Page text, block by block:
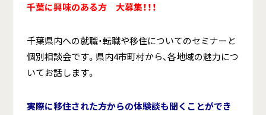
千葉に興味のある方 大募集！！！
千葉県内への就職・転職や移住についてのセミナーと
個別相談会です。 県内4市町村から、各地域の魅力につ
いてお話します。
実際に移住された方からの体験談も聞くことができ